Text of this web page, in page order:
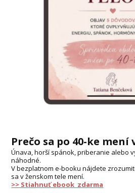
Prečo sa po 40-ke mení
Únava, horší spánok, priberanie alebo
náhodné.
V bezplatnom e-booku nájdete
sa v ženskom tele mení.
>> Stiahnuť ebook zdarma